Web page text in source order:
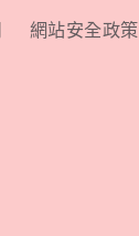
網站安全政策